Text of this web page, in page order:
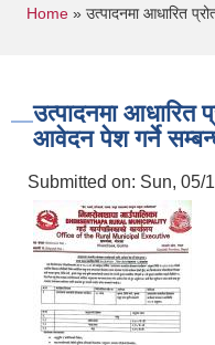
You are here
Home» उत्पादनमा आधारित
उत्पादनमा आधारित
आवेदन पेश गर्ने
Submitted on: Sun, 05/